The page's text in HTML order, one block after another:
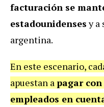
facturación se
estadounidensesy a
argentina.
En este escenario,
apuestan apagar
empleados en